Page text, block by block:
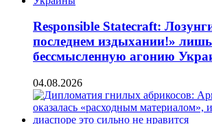
Responsible Statecraft:
последнем издыхании!»
бессмысленную агонию
04.08.2026